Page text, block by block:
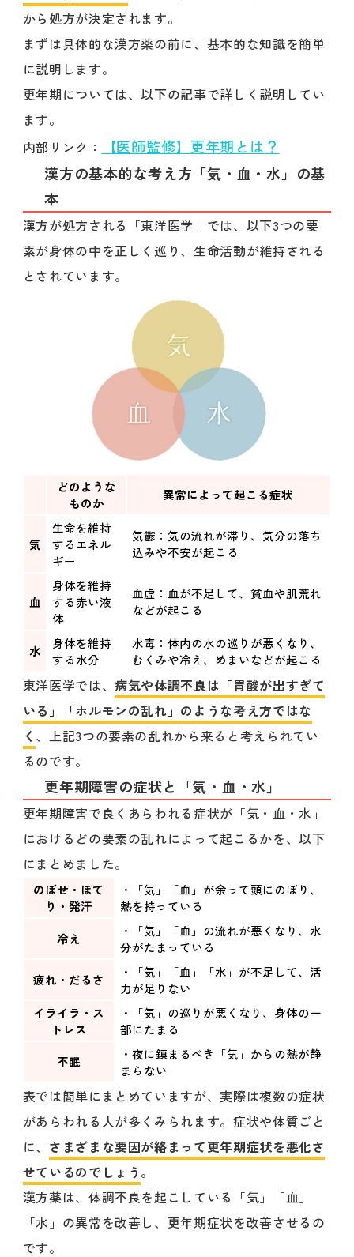
から処方が決定されます。
まずは具体的な漢方薬の前に、基本的な知識を簡単
に説明します。
更年期については、以下の記事で詳しく説明してい
ます。
内部リンク：
【医師監修】更年期とは？
漢方の基本的な考え方「気・血・水」の基
本
漢方が処方される「東洋医学」では、以下3つの要
素が身体の中を正しく巡り、生命活動が維持される
とされています。
どのような
ものか
異常によって起こる症状
気
生命を維持
するエネル
ギー
気鬱：気の流れが滞り、気分の落ち
込みや不安が起こる
血
身体を維持
する赤い液
体
血虚：血が不足して、貧血や肌荒れ
などが起こる
水
身体を維持
する水分
水毒：体内の水の巡りが悪くなり、
むくみや冷え、めまいなどが起こる
東洋医学では、病気や体調不良は「胃酸が出すぎて
いる」「ホルモンの乱れ」のような考え方ではな
く 、上記3つの要素の乱れから来ると考えられてい
るのです。
更年期障害の症状と「気・血・水」
更年期障害で良くあらわれる症状が「気・血・水」
におけるどの要素の乱れによって起こるかを、以下
にまとめました。
のぼせ・ほて
り・発汗
・「気」「血」が余って頭にのぼり、
熱を持っている
冷え
・「気」「血」の流れが悪くなり、水
分がたまっている
疲れ・だるさ
・「気」「血」「水」が不足して、活
力が足りない
イライラ・ス
トレス
・「気」の巡りが悪くなり、身体の一
部にたまる
不眠
・夜に鎮まるべき「気」からの熱が静
まらない
表では簡単にまとめていますが、実際は複数の症状
があらわれる人が多くみられます。症状や体質ごと
に、 さまざまな要因が絡まって更年期症状を悪化さ
せているのでしょう 。
漢方薬は、体調不良を起こしている「気」「血」
「水」の異常を改善し、更年期症状を改善させるの
です。